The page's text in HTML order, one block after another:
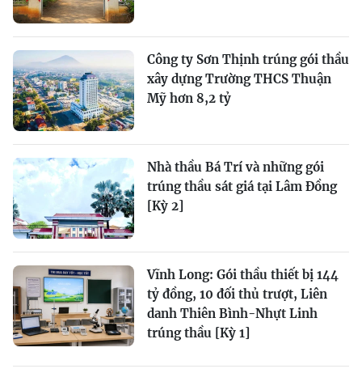
Công ty Sơn Thịnh trúng gói thầu
xây dựng Trường THCS Thuận
Mỹ hơn 8,2 tỷ
Nhà thầu Bá Trí và những gói
trúng thầu sát giá tại Lâm Đồng
[Kỳ 2]
Vĩnh Long: Gói thầu thiết bị 144
tỷ đồng, 10 đối thủ trượt, Liên
danh Thiên Bình-Nhựt Linh
trúng thầu [Kỳ 1]